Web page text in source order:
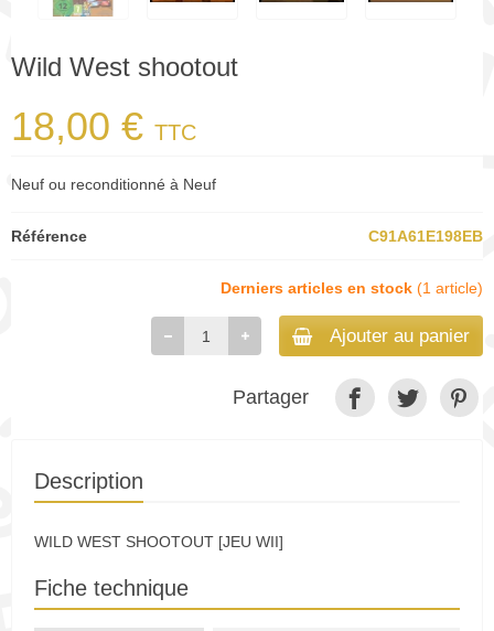
Wild West shootout
18,00 € TTC
Neuf ou reconditionné à Neuf
Référence C91A61E198EB
Derniers articles en stock (1 article)
Ajouter au panier
Partager
Description
WILD WEST SHOOTOUT [JEU WII]
Fiche technique